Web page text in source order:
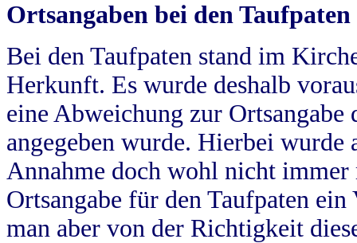
Ortsangaben bei den Taufpaten
Bei den Taufpaten stand im
Herkunft. Es wurde deshalb
eine Abweichung zur
angegeben wurde. Hierbei wurde
Annahme doch wohl nicht
Ortsangabe für den Taufpaten
man aber von der Richtigkeit